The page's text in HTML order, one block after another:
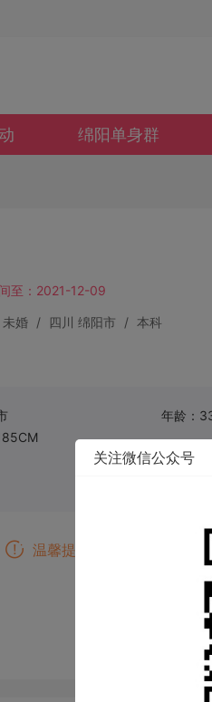
绵阳单身群
至：2021-12-09
未婚 / 四川 绵阳市 / 本科
年龄：
温馨提示：该征婚信息已失
关注微信公众号